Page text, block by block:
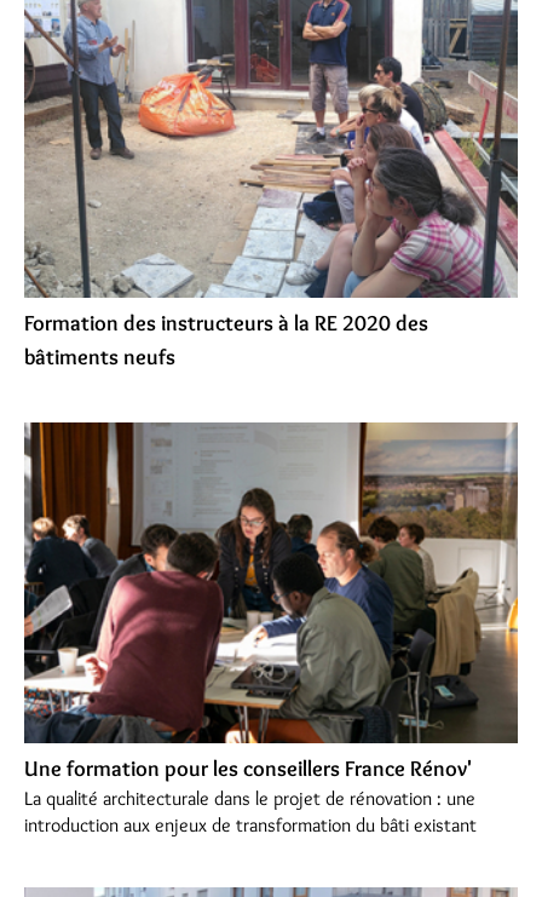
Formation des instructeurs à la RE 2020 des
bâtiments neufs
Une formation pour les conseillers France Rénov'
La qualité architecturale dans le projet de rénovation : une
introduction aux enjeux de transformation du bâti existant